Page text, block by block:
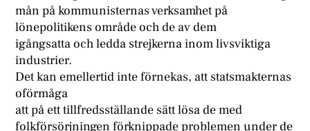
mån på kommunisternas verksamhet på
lönepolitikens område och de av dem
igångsatta och ledda strejkerna inom livsviktiga
industrier.
Det kan emellertid inte förnekas, att statsmakternas
oförmåga
att på ett tillfredsställande sätt lösa de med
folkförsörjningen förknippade problemen under de